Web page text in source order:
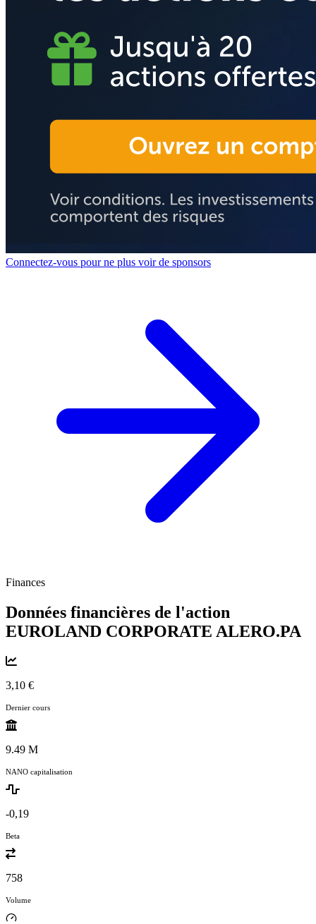
Connectez-vous pour ne plus voir de sponsors
Finances
Données financières de l'action
EUROLAND CORPORATE ALERO.PA
3,10 €
Dernier cours
9.49 M
NANO capitalisation
-0,19
Beta
758
Volume